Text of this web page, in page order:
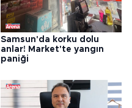
Samsun'da korku dolu
anlar! Market'te yangın
paniği